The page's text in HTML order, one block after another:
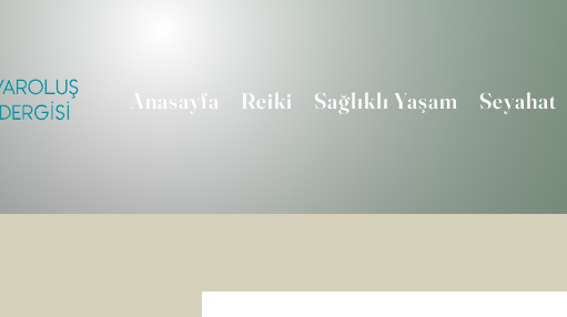
Anasayfa Reiki Sağlıklı Yaşam Seyahat